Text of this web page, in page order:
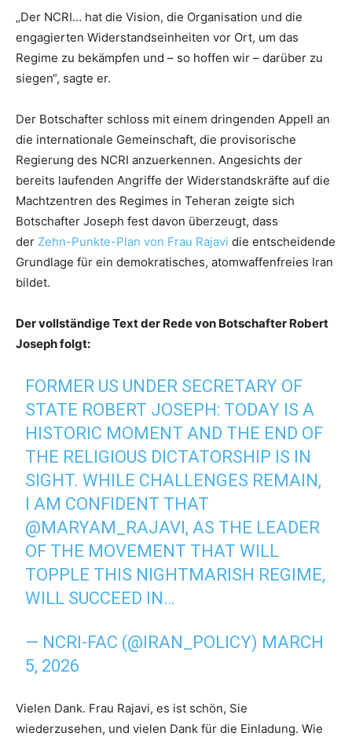
„Der NCRI… hat die Vision, die Organisation und die
engagierten Widerstandseinheiten vor Ort, um das
Regime zu bekämpfen und – so hoffen wir – darüber zu
siegen“, sagte er.
Der Botschafter schloss mit einem dringenden Appell an
die internationale Gemeinschaft, die provisorische
Regierung des NCRI anzuerkennen. Angesichts der
bereits laufenden Angriffe der Widerstandskräfte auf die
Machtzentren des Regimes in Teheran zeigte sich
Botschafter Joseph fest davon überzeugt, dass
der Zehn-Punkte-Plan von Frau Rajavi die entscheidende
Grundlage für ein demokratisches, atomwaffenfreies Iran
bildet.
Der vollständige Text der Rede von Botschafter Robert
Joseph folgt:
FORMER US UNDER SECRETARY OF
STATE ROBERT JOSEPH: TODAY IS A
HISTORIC MOMENT AND THE END OF
THE RELIGIOUS DICTATORSHIP IS IN
SIGHT. WHILE CHALLENGES REMAIN,
I AM CONFIDENT THAT
@MARYAM_RAJAVI, AS THE LEADER
OF THE MOVEMENT THAT WILL
TOPPLE THIS NIGHTMARISH REGIME,
WILL SUCCEED IN…
— NCRI-FAC (@IRAN_POLICY) MARCH
5, 2026
Vielen Dank. Frau Rajavi, es ist schön, Sie
wiederzusehen, und vielen Dank für die Einladung. Wie